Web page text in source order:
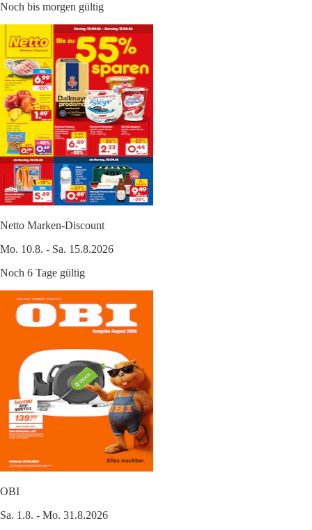
Noch bis morgen gültig
Netto Marken-Discount
Mo. 10.8. - Sa. 15.8.2026
Noch 6 Tage gültig
OBI
Sa. 1.8. - Mo. 31.8.2026